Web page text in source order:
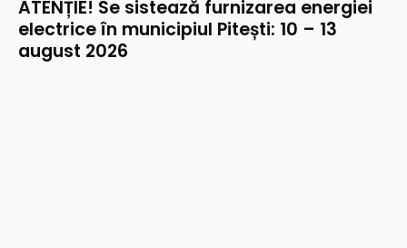
ATENȚIE! Se sistează furnizarea energiei
electrice în municipiul Pitești: 10 – 13
august 2026